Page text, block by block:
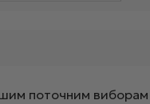
поточним виборам